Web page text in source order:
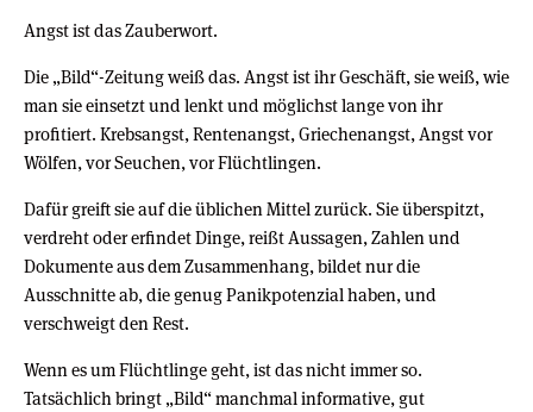
Angst ist das Zauberwort.
Die „Bild“-Zeitung weiß das. Angst ist ihr Geschäft, sie weiß, wie
man sie einsetzt und lenkt und möglichst lange von ihr
profitiert. Krebsangst, Rentenangst, Griechenangst, Angst vor
Wölfen, vor Seuchen, vor Flüchtlingen.
Dafür greift sie auf die üblichen Mittel zurück. Sie überspitzt,
verdreht oder erfindet Dinge, reißt Aussagen, Zahlen und
Dokumente aus dem Zusammenhang, bildet nur die
Ausschnitte ab, die genug Panikpotenzial haben, und
verschweigt den Rest.
Wenn es um Flüchtlinge geht, ist das nicht immer so.
Tatsächlich bringt „Bild“ manchmal informative, gut